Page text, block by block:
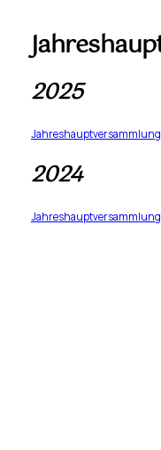
2025
Jahreshauptversammlung
2024
Jahreshauptversammlung